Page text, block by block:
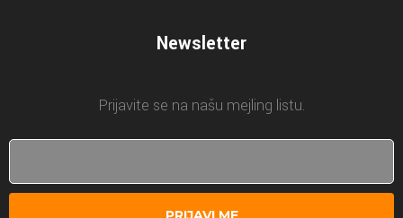
Newsletter
Prijavite se na našu mejling listu.